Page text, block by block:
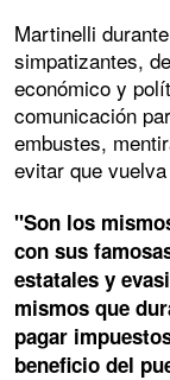
Martinelli
simpatizantes,
económico y
comunicación
embustes,
evitar que
"Son los
con sus
estatales y
mismos que
pagar
beneficio del